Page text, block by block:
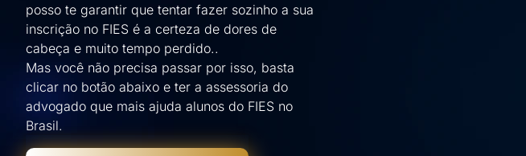
posso te garantir que tentar fazer sozinho a sua
inscrição no FIES é a certeza de dores de
cabeça e muito tempo perdido..
Mas você não precisa passar por isso, basta
clicar no botão abaixo e ter a assessoria do
advogado que mais ajuda alunos do FIES no
Brasil.​